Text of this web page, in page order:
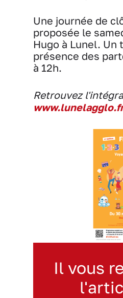
Une journée de
proposée le
Hugo à Lunel.
présence des
à 12h.
Retrouvez
Il vous